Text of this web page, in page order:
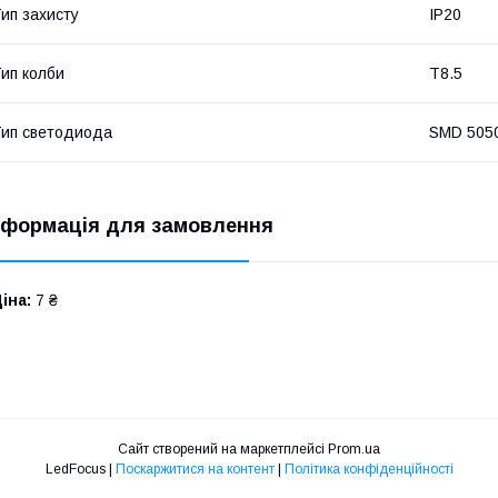
захисту IP20
колби T8.5
светодиода SMD
для замовлення
7 ₴
Сайт створений на маркетплейсі Prom.ua
Поскаржитися на контент Політика конфіденційності